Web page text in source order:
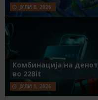
ЈУЛИ 8, 2026
Комбинација на денот
во 22Bit
ЈУЛИ 1, 2026